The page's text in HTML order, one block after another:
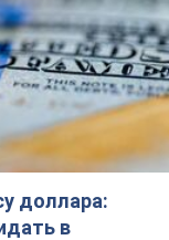
доллара:
в